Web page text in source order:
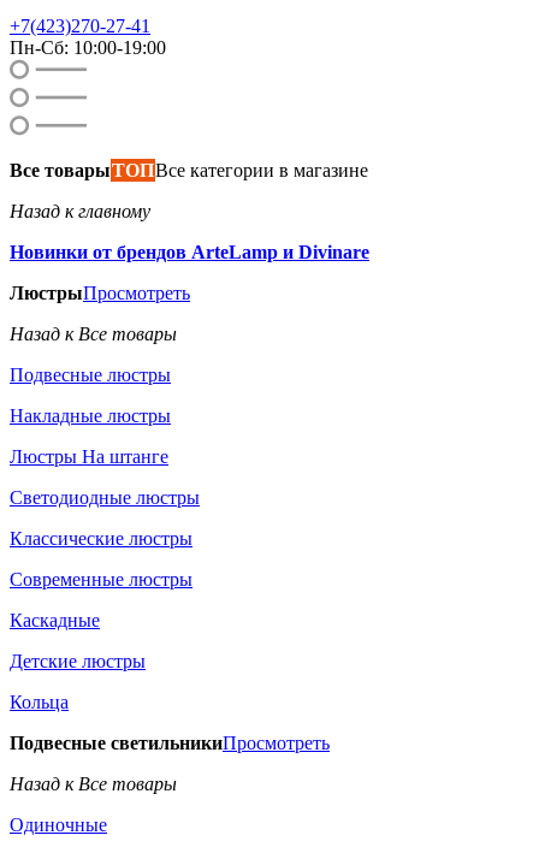
+7(423)270-27-41
Пн-Сб: 10:00-19:00
Все товарыТОПВсе категории в магазине
Назад к главному
Новинки от брендов ArteLamp и Divinare
ЛюстрыПросмотреть
Назад к Все товары
Подвесные люстры
Накладные люстры
Люстры На штанге
Светодиодные люстры
Классические люстры
Современные люстры
Каскадные
Детские люстры
Кольца
Подвесные светильникиПросмотреть
Назад к Все товары
Одиночные